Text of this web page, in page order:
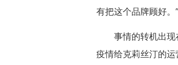
有把这个品牌顾好。”
事情的转机出现
疫情给克莉丝汀的